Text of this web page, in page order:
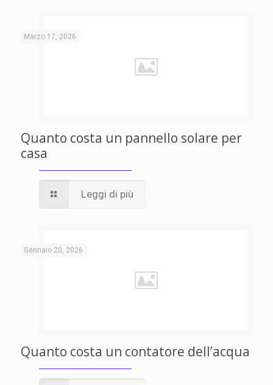
Marzo 17, 2026
Quanto costa un pannello solare per
casa
Leggi di più
Gennaio 20, 2026
Quanto costa un contatore dell’acqua